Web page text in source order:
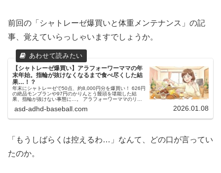
前回の「シャトレーゼ爆買いと体重メンテナンス」の記
事、覚えていらっしゃいますでしょうか。
【シャトレーゼ爆買い】アラフォーワーママの年
末年始。指輪が抜けなくなるまで食べ尽くした結
果…！？
年末にシャトレーゼで50点、約8,000円分を爆買い！ 626円
の絶品モンブランや97円のかりんとう饅頭を堪能した結
果、指輪が抜けない事態に…。 アラフォーワーママのリア
意を綴ります。
asd-adhd-baseball.com 2026.01.08
「もうしばらくは控えるわ…」なんて、どの口が言ってい
たのか。